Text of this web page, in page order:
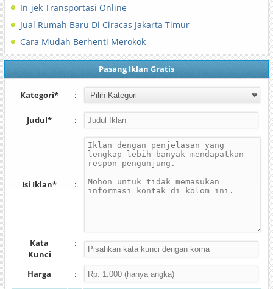
In-jek Transportasi Online
Jual Rumah Baru Di Ciracas Jakarta Timur
Cara Mudah Berhenti Merokok
Pasang Iklan Gratis
Kategori* :
Judul* :
Isi Iklan* :
Kata
Kunci
:
Harga :